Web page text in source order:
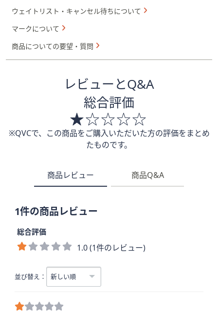
ウェイトリスト・キャンセル待ちについて
マークについて
商品についての要望・質問
レビューとQ&A
総合評価
※QVCで、この商品をご購入いただいた方の評価をまとめ
たものです。
商品レビュー 商品Q&A
1件の商品レビュー
総合評価
1.0 (1件のレビュー)
並び替え：